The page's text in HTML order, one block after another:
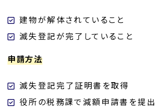
建物が解体されていること
滅失登記が完了していること
申請方法
滅失登記完了証明書を取得
役所の税務課で減額申請書を提出